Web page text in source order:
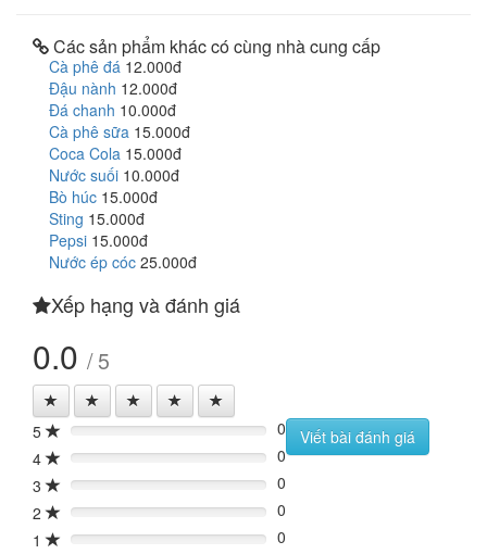
Các sản phẩm khác có cùng nhà cung cấp
Cà phê đá 12.000đ
Đậu nành 12.000đ
Đá chanh 10.000đ
Cà phê sữa 15.000đ
Coca Cola 15.000đ
Nước suối 10.000đ
Bò húc 15.000đ
Sting 15.000đ
Pepsi 15.000đ
Nước ép cóc 25.000đ
Xếp hạng và đánh giá
0.0 / 5
5 0%
0
4
0%
0
3
0%
0
2
0%
0
1
0% 0
Viết bài đánh giá